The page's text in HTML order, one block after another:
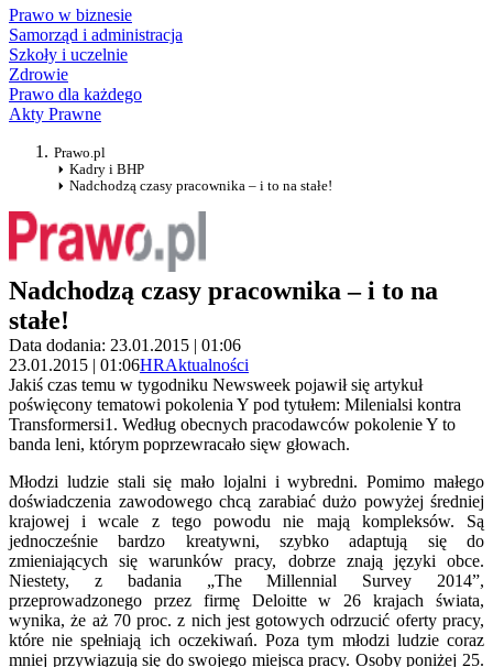
Prawo w biznesie
Samorząd i administracja
Szkoły i uczelnie
Zdrowie
Prawo dla każdego
Akty Prawne
Prawo.pl
Kadry i BHP
Nadchodzą czasy pracownika – i to na stałe!
Nadchodzą czasy pracownika – i to na
stałe!
Data dodania: 23.01.2015 | 01:06
23.01.2015 | 01:06HRAktualności
Jakiś czas temu w tygodniku Newsweek pojawił się artykuł
poświęcony tematowi pokolenia Y pod tytułem: Milenialsi kontra
Transformersi1. Według obecnych pracodawców pokolenie Y to
banda leni, którym poprzewracało sięw głowach.
Młodzi ludzie stali się mało lojalni i wybredni. Pomimo małego
doświadczenia zawodowego chcą zarabiać dużo powyżej średniej
krajowej i wcale z tego powodu nie mają kompleksów. Są
jednocześnie bardzo kreatywni, szybko adaptują się do
zmieniających się warunków pracy, dobrze znają języki obce.
Niestety, z badania „The Millennial Survey 2014”,
przeprowadzonego przez firmę Deloitte w 26 krajach świata,
wynika, że aż 70 proc. z nich jest gotowych odrzucić oferty pracy,
które nie spełniają ich oczekiwań. Poza tym młodzi ludzie coraz
mniej przywiązują się do swojego miejsca pracy. Osoby poniżej 25.